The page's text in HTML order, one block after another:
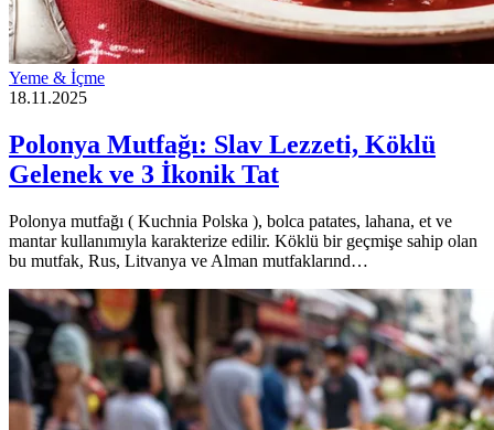
Yeme & İçme
18.11.2025
Polonya Mutfağı: Slav Lezzeti, Köklü
Gelenek ve 3 İkonik Tat
Polonya mutfağı ( Kuchnia Polska ), bolca patates, lahana, et ve
mantar kullanımıyla karakterize edilir. Köklü bir geçmişe sahip olan
bu mutfak, Rus, Litvanya ve Alman mutfaklarınd…